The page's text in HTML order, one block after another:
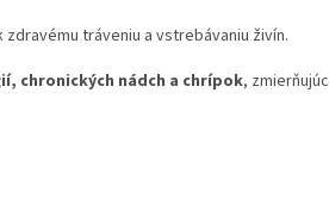
zdravému tráveniu a vstrebávaniu živín.
chronických nádch a chrípok, zmierňujúc